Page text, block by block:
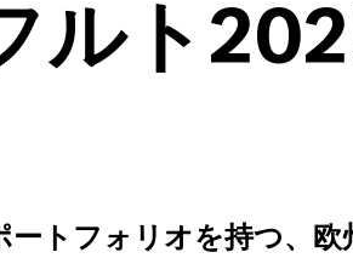
ルト
ートフォリオを持つ、欧